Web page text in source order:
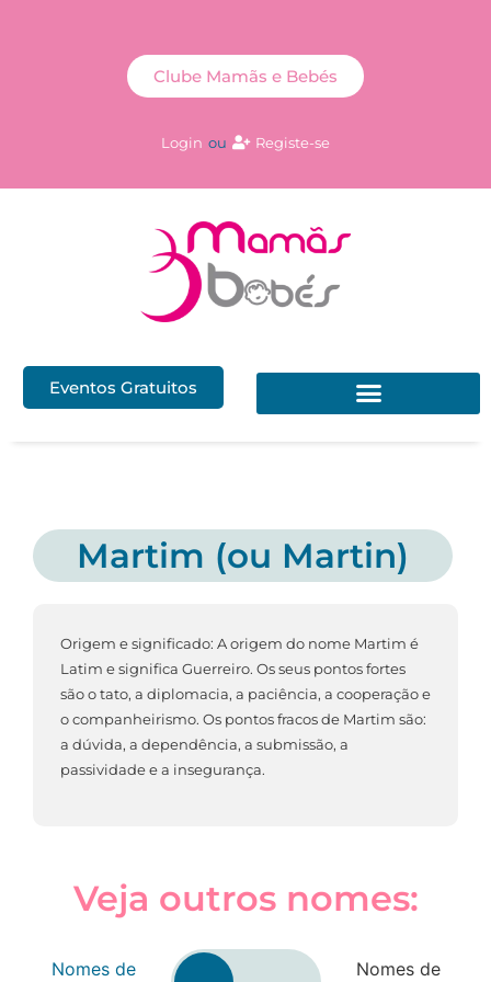
Login ou Registe-se
Clube Mamãs e Bebés
Eventos Gratuitos
Martim (ou Martin)
Origem e significado: A origem do nome Martim é
Latim e significa Guerreiro. Os seus pontos fortes
são o tato, a diplomacia, a paciência, a cooperação e
o companheirismo. Os pontos fracos de Martim são:
a dúvida, a dependência, a submissão, a
passividade e a insegurança.
Veja outros nomes:
Nomes de
Nomes de